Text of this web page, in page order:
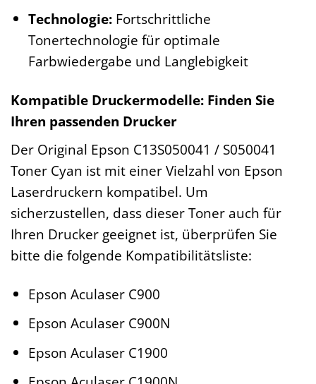
Technologie:Fortschrittliche
Tonertechnologie für optimale
Farbwiedergabe und Langlebigkeit
Kompatible Druckermodelle: Finden Sie
Ihren passenden Drucker
Der Original Epson C13S050041 / S050041
Toner Cyan ist mit einer Vielzahl von Epson
Laserdruckern kompatibel. Um
sicherzustellen, dass dieser Toner auch für
Ihren Drucker geeignet ist, überprüfen Sie
bitte die folgende Kompatibilitätsliste:
Epson Aculaser C900
Epson Aculaser C900N
Epson Aculaser C1900